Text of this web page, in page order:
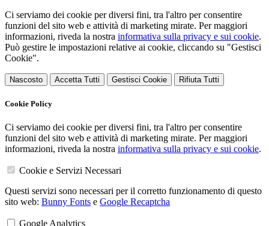
Ci serviamo dei cookie per diversi fini, tra l'altro per consentire
funzioni del sito web e attività di marketing mirate. Per maggiori
informazioni, riveda la nostra informativa sulla privacy e sui cookie.
Può gestire le impostazioni relative ai cookie, cliccando su "Gestisci
Cookie".
Nascosto Accetta Tutti Gestisci Cookie Rifiuta Tutti
Cookie Policy
Ci serviamo dei cookie per diversi fini, tra l'altro per consentire
funzioni del sito web e attività di marketing mirate. Per maggiori
informazioni, riveda la nostra informativa sulla privacy e sui cookie.
Cookie e Servizi Necessari
Questi servizi sono necessari per il corretto funzionamento di questo
sito web: Bunny Fonts e Google Recaptcha
Google Analytics